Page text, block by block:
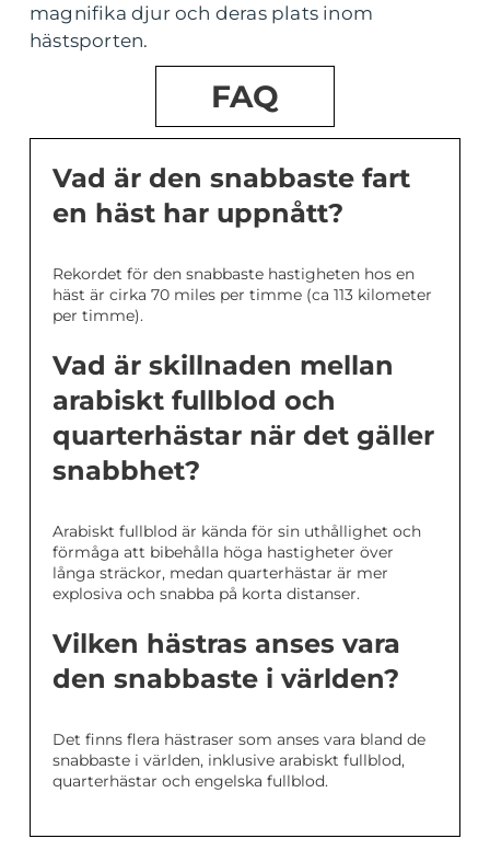
magnifika djur och deras plats inom
hästsporten.
FAQ
Vad är den snabbaste fart
en häst har uppnått?
Rekordet för den snabbaste hastigheten hos en
häst är cirka 70 miles per timme (ca 113 kilometer
per timme).
Vad är skillnaden mellan
arabiskt fullblod och
quarterhästar när det gäller
snabbhet?
Arabiskt fullblod är kända för sin uthållighet och
förmåga att bibehålla höga hastigheter över
långa sträckor, medan quarterhästar är mer
explosiva och snabba på korta distanser.
Vilken hästras anses vara
den snabbaste i världen?
Det finns flera hästraser som anses vara bland de
snabbaste i världen, inklusive arabiskt fullblod,
quarterhästar och engelska fullblod.